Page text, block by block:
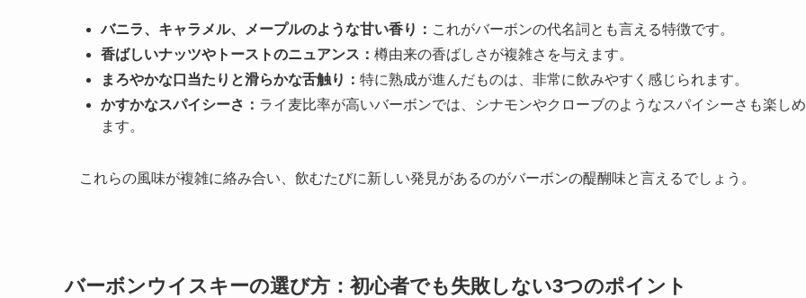
バニラ、キャラメル、メープルのような甘い香り： これがバーボンの代名詞とも言える特徴です。
香ばしいナッツやトーストのニュアンス： 樽由来の香ばしさが複雑さを与えます。
まろやかな口当たりと滑らかな舌触り： 特に熟成が進んだものは、非常に飲みやすく感じられます。
かすかなスパイシーさ： ライ麦比率が高いバーボンでは、シナモンやクローブのようなスパイシーさも楽しめ
ます。
これらの風味が複雑に絡み合い、飲むたびに新しい発見があるのがバーボンの醍醐味と言えるでしょう。
バーボンウイスキーの選び方：初心者でも失敗しない3つのポイント